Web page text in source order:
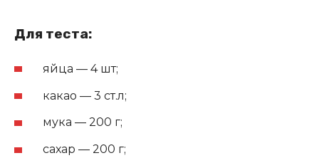
Для теста:
яйца — 4 шт;
какао — 3 ст.л;
мука — 200 г;
сахар — 200 г;